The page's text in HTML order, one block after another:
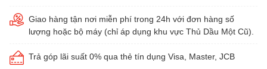
Giao hàng tận nơi miễn phí trong 24h với đơn hàng số
lượng hoặc bộ máy (chỉ áp dụng khu vực Thủ Dầu Một Cũ).
Trả góp lãi suất 0% qua thẻ tín dụng Visa, Master, JCB